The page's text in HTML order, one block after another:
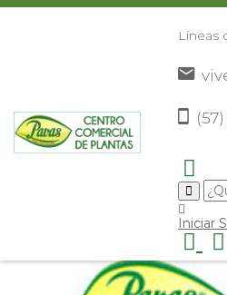
Líneas
(57)
Iniciar